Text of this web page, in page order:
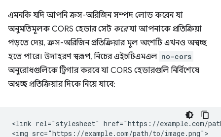
এমনকি যদি আপনি ক্রস-অরিজিন সম্পদ লোড করেন যা
অনুমতিমূলক CORS হেডার সেট করেযা আপনাকে প্রতিক্রিয়া
পড়তে দেয়, ক্রস-অরিজিন প্রতিক্রিয়ার মূল অংশটি এখনও অস্বচ্ছ
হতে পারে। উদাহরণ স্বরূপ, নিচের এইচটিএমএল no-cors
অনুরোধগুলিকে ট্রিগার করবে যা CORS হেডারগুলি নির্বিশেষে
অস্বচ্ছ প্রতিক্রিয়ার দিকে নিয়ে যাবে:
<link rel="stylesheet" href="https://example.com/